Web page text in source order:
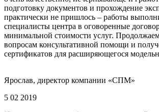
подготовку документов и прохождение
практически не пришлось – работы
специалисты центра в оговоренные
минимальной стоимости услуг.
вопросам консультативной помощи и
сертификатов для расширяющегося
Ярослав, директор компании «СПМ»
5 02 2019